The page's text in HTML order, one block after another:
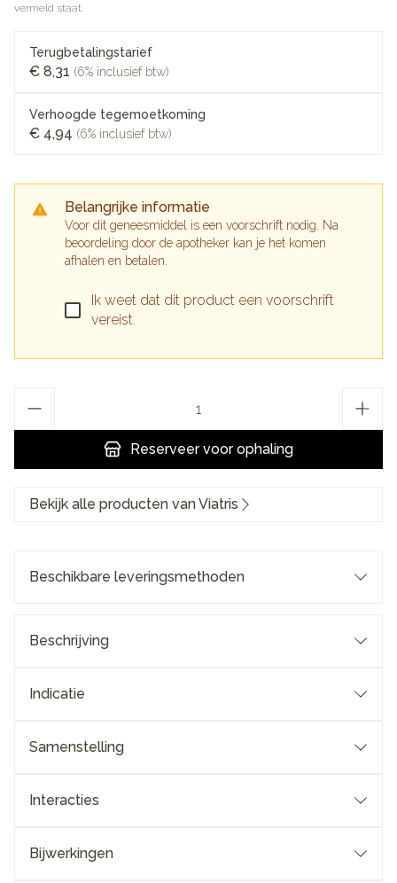
vermeld staat.
Terugbetalingstarief
€ 8,31 (6% inclusief btw)
Verhoogde tegemoetkoming
€ 4,94 (6% inclusief btw)
Belangrijke informatie
Voor dit geneesmiddel is een voorschrift nodig. Na
beoordeling door de apotheker kan je het komen
afhalen en betalen.
Ik weet dat dit product een voorschrift
vereist.
Reserveervoor ophaling
Bekijk alle producten van Viatris
Beschikbare leveringsmethoden
Beschrijving
Indicatie
Samenstelling
Interacties
Bijwerkingen